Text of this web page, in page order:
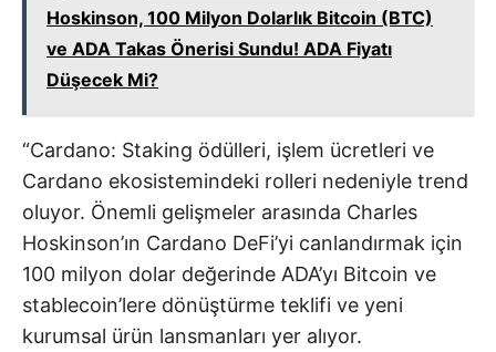
Hoskinson, 100 Milyon Dolarlık Bitcoin (BTC)
ve ADA Takas Önerisi Sundu! ADA Fiyatı
Düşecek Mi?
“Cardano: Staking ödülleri, işlem ücretleri ve
Cardano ekosistemindeki rolleri nedeniyle trend
oluyor. Önemli gelişmeler arasında Charles
Hoskinson’ın Cardano DeFi’yi canlandırmak için
100 milyon dolar değerinde ADA’yı Bitcoin ve
stablecoin’lere dönüştürme teklifi ve yeni
kurumsal ürün lansmanları yer alıyor.